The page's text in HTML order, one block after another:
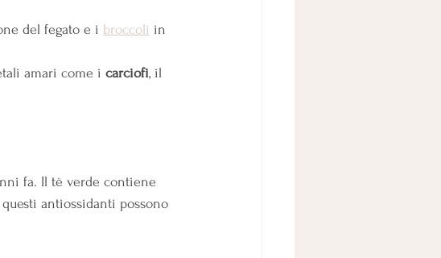
del fegato e i broccoli in
amari come i carciofi, il
fa. Il tè verde contiene
antiossidanti possono